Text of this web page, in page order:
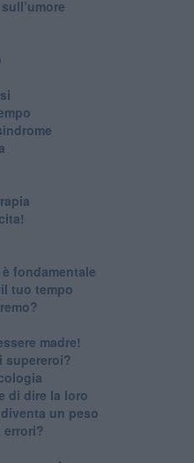
fondamentale
tuo tempo
madre!
supereroi?
di dire la loro
un peso
errori?